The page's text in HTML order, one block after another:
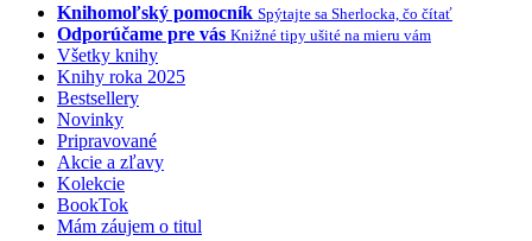
Knihomoľský pomocník Spýtajte sa Sherlocka, čo čítať
Odporúčame pre vás Knižné tipy ušité na mieru vám
Všetky knihy
Knihy roka 2025
Bestsellery
Novinky
Pripravované
Akcie a zľavy
Kolekcie
BookTok
Mám záujem o titul